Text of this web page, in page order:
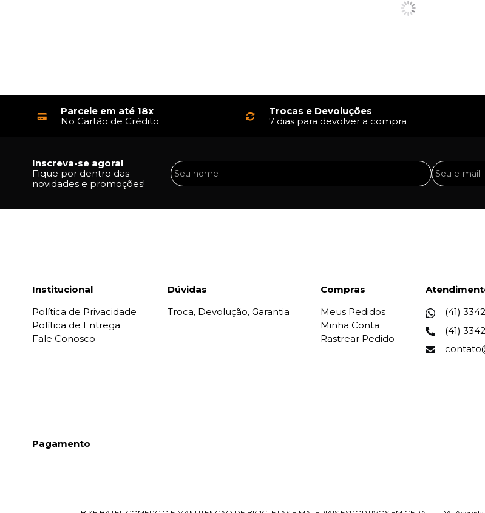
Parcele em até 18x
No Cartão de Crédito
Trocas e Devoluções
7 dias para devolver a compra
Inscreva-se agora!
Fique por dentro das
novidades e promoções!
Institucional
Política de Privacidade
Política de Entrega
Fale Conosco
Dúvidas
Troca, Devolução, Garantia
Compras
Meus Pedidos
Minha Conta
Rastrear Pedido
(41)
(41)
Pagamento